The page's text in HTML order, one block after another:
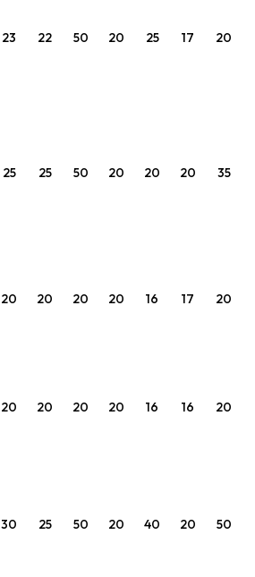
23 22 50 20 25 17 20
25 25 50 20 20 20 35
20 20 20 20 16 17 20
20 20 20 20 16 16 20
30 25 50 20 40 20 50